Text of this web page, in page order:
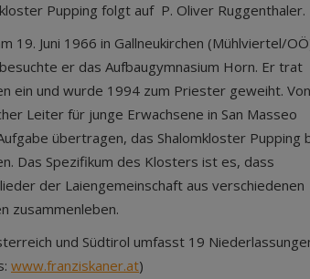
Pupping folgt auf P. Oliver Ruggenthaler.
19. Juni 1966 in Gallneukirchen (Mühlviertel/
er das Aufbaugymnasium Horn. Er trat
ein und wurde 1994 zum Priester geweiht. Von
Leiter für junge Erwachsene in San Masseo
übertragen, das Shalomkloster Pupping
Das Spezifikum des Klosters ist es, dass
der Laiengemeinschaft aus verschiedenen
zusammenleben.
und Südtirol umfasst 19
www.franziskaner.at)